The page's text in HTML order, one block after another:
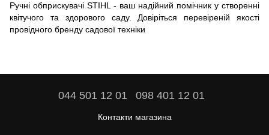
Ручні обприскувачі STIHL - ваш надійний помічник у створенні
квітучого та здорового саду. Довіріться перевіреній якості
провідного бренду садової техніки
044 501 12 01 098 401 12 01
Контакти магазина